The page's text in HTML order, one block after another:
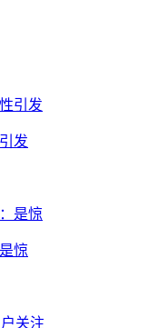
发
惊